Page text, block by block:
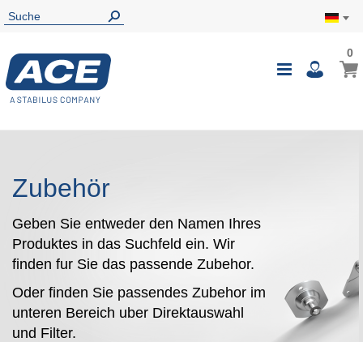
00
Zubehör
Geben Sie entweder den Namen Ihres
Produktes in das Suchfeld ein. Wir
finden fur Sie das passende Zubehor.
Oder finden Sie passendes Zubehor im
unteren Bereich uber Direktauswahl
und Filter.